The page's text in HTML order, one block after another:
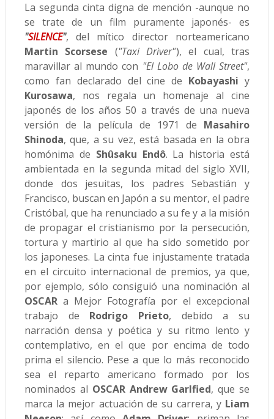
La segunda cinta digna de mención -aunque no
se trate de un film puramente japonés- es
"SILENCE", del mítico director norteamericano
Martin Scorsese ("Taxi Driver"), el cual, tras
maravillar al mundo con "El Lobo de Wall Street",
como fan declarado del cine de Kobayashi y
Kurosawa, nos regala un homenaje al cine
japonés de los años 50 a través de una nueva
versión de la película de 1971 de Masahiro
Shinoda, que, a su vez, está basada en la obra
homónima de Shûsaku Endô. La historia está
ambientada en la segunda mitad del siglo XVII,
donde dos jesuitas, los padres Sebastián y
Francisco, buscan en Japón a su mentor, el padre
Cristóbal, que ha renunciado a su fe y a la misión
de propagar el cristianismo por la persecución,
tortura y martirio al que ha sido sometido por
los japoneses. La cinta fue injustamente tratada
en el circuito internacional de premios, ya que,
por ejemplo, sólo consiguió una nominación al
OSCARa Mejor Fotografía por el excepcional
trabajo de Rodrigo Prieto, debido a su
narración densa y poética y su ritmo lento y
contemplativo, en el que por encima de todo
prima el silencio. Pese a que lo más reconocido
sea el reparto americano formado por los
nominados al OSCAR Andrew Garlfied, que se
marca la mejor actuación de su carrera, y Liam